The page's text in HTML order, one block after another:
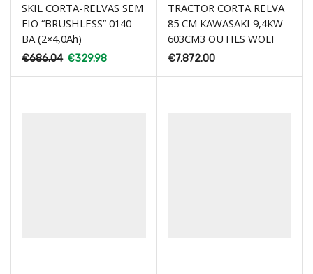
SKIL CORTA-RELVAS SEM
FIO “BRUSHLESS” 0140
BA (2×4,0Ah)
€686.04 €329.98
TRACTOR CORTA RELVA
85 CM KAWASAKI 9,4KW
603CM3 OUTILS WOLF
€7,872.00